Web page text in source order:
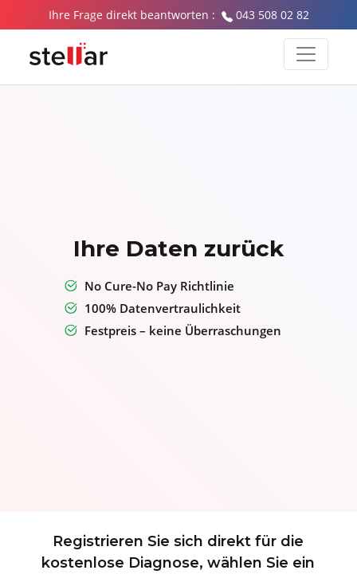
Ihre Frage direkt beantworten : 043 508 02 82
Ihre Daten zurück
No Cure-No Pay Richtlinie
100% Datenvertraulichkeit
Festpreis – keine Überraschungen
Registrieren Sie sich direkt für die
kostenlose Diagnose, wählen Sie ein